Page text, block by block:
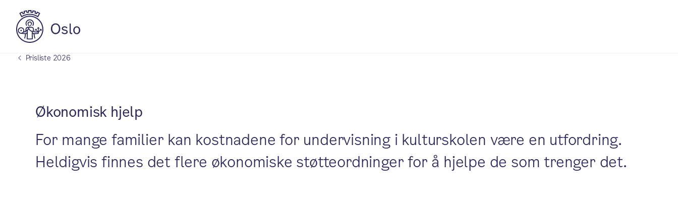
Prisliste 2026
Økonomisk hjelp
For mange familier kan kostnadene for undervisning i kulturskolen være en utfordring.
Heldigvis finnes det flere økonomiske støtteordninger for å hjelpe de som trenger det.